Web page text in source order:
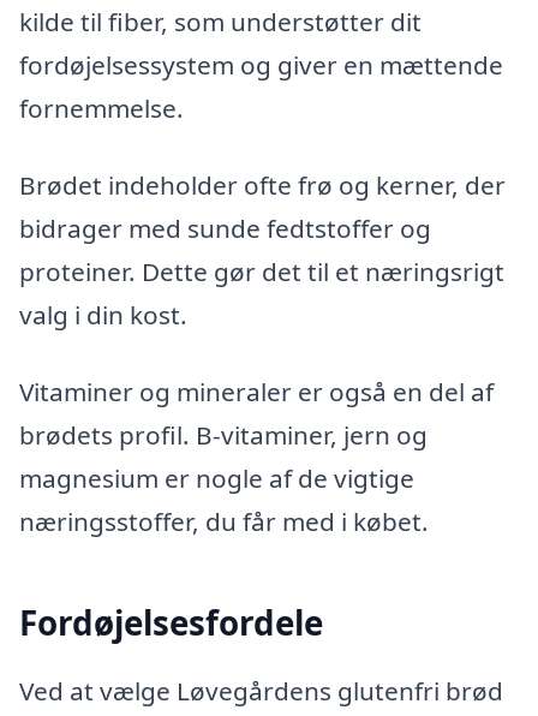
kilde til fiber, som understøtter dit
fordøjelsessystem og giver en mættende
fornemmelse.
Brødet indeholder ofte frø og kerner, der
bidrager med sunde fedtstoffer og
proteiner. Dette gør det til et næringsrigt
valg i din kost.
Vitaminer og mineraler er også en del af
brødets profil. B-vitaminer, jern og
magnesium er nogle af de vigtige
næringsstoffer, du får med i købet.
Fordøjelsesfordele
Ved at vælge Løvegårdens glutenfri brød